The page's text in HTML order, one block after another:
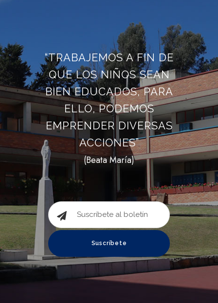
“TRABAJEMOS A FIN DE
QUE LOS NIÑOS SEAN
BIEN EDUCADOS, PARA
ELLO, PODEMOS
EMPRENDER DIVERSAS
ACCIONES”
(Beata María)